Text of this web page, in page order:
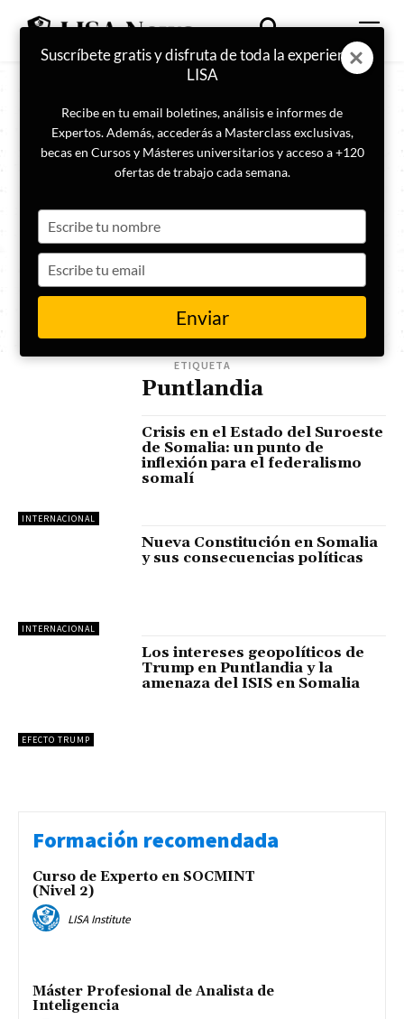
ETIQUETA
Puntlandia
INTERNACIONAL
Crisis en el Estado del Suroeste
de Somalia: un punto de
inflexión para el federalismo
somalí
INTERNACIONAL
Nueva Constitución en Somalia
y sus consecuencias políticas
EFECTO TRUMP
Los intereses geopolíticos de
Trump en Puntlandia y la
amenaza del ISIS en Somalia
Formación recomendada
Curso de Experto en SOCMINT
(Nivel 2)
LISA Institute
Máster Profesional de Analista de
Inteligencia
Suscríbete gratis y disfruta de toda la experiencia
LISA
Recibe en tu email boletines, análisis e informes de
Expertos. Además, accederás a Masterclass exclusivas,
becas en Cursos y Másteres universitarios y acceso a +120
ofertas de trabajo cada semana.
your
name
your
email
Enviar